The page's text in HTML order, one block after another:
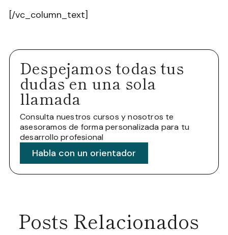
[/vc_column_text]
Despejamos todas tus
dudas en una sola
llamada
Consulta nuestros cursos y nosotros te
asesoramos de forma personalizada para tu
desarrollo profesional
Habla con un orientador
Posts Relacionados